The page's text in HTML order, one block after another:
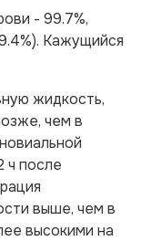
- 99.7%,
Кажущийся
жидкость,
чем в
ч после
выше, чем в
высокими на